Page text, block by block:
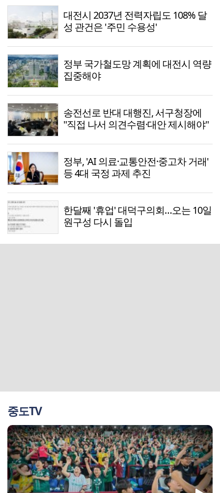
대전시 2037년 전력자립도 108% 달
성 관건은 '주민 수용성'
정부 국가철도망 계획에 대전시 역량
집중해야
송전선로 반대 대행진, 서구청장에
"직접 나서 의견수렴·대안 제시해야"
정부, 'AI 의료·교통안전·중고차 거래'
등 4대 국정 과제 추진
한달째 '휴업' 대덕구의회…오는 10일
원구성 다시 돌입
중도TV